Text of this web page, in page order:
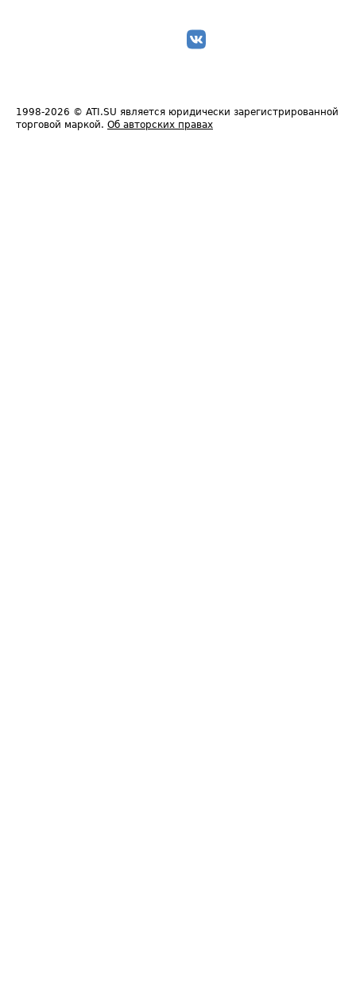
1998-2026 © ATI.SU является юридически зарегистрированной
торговой маркой. Об авторских правах